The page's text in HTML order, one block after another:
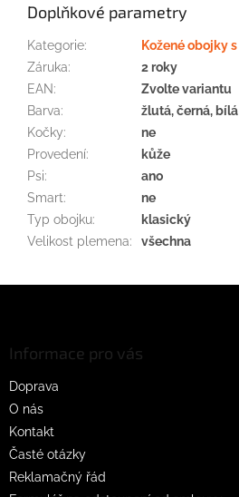
Doplňkové parametry
Kategorie:
Kožené obojky
Záruka:
2 roky
EAN:
Zvolte variantu
Barva:
žlutá, černá, bílá
Kočky:
ne
Provedení:
kůže
Psi:
ano
Smart:
ne
Typ obojku:
klasický
Velikost plemena: všechna
Informace pro vás
Doprava
O nás
Kontakt
Časté otázky
Reklamačný řád